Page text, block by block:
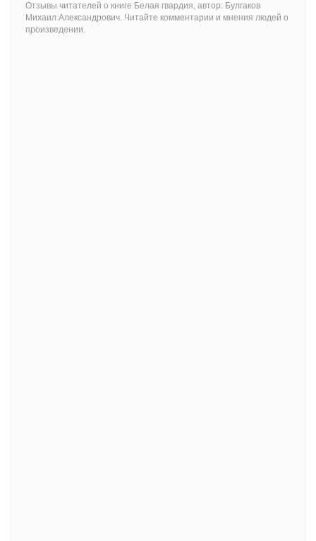
Отзывы читателей о книге Белая гвардия, автор: Булгаков
Михаил Александрович. Читайте комментарии и мнения людей о
произведении.